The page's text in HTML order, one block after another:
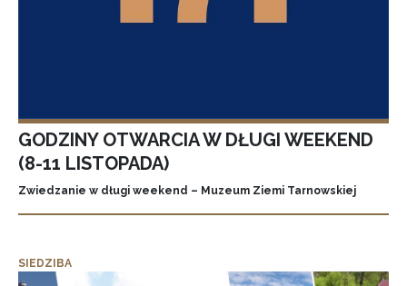
GODZINY OTWARCIA W DŁUGI WEEKEND
(8-11 LISTOPADA)
Zwiedzanie w długi weekend – Muzeum Ziemi Tarnowskiej
SIEDZIBA